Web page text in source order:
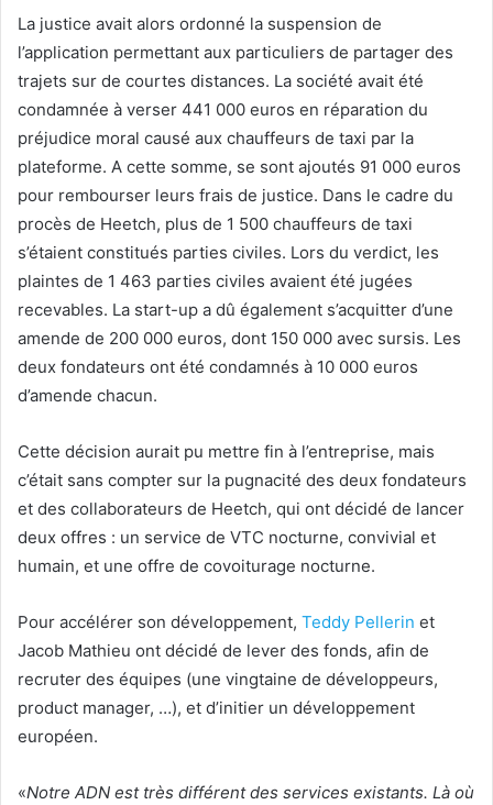
La justice avait alors ordonné la suspension de
l’application permettant aux particuliers de partager des
trajets sur de courtes distances. La société avait été
condamnée à verser 441 000 euros en réparation du
préjudice moral causé aux chauffeurs de taxi par la
plateforme. A cette somme, se sont ajoutés 91 000 euros
pour rembourser leurs frais de justice. Dans le cadre du
procès de Heetch, plus de 1 500 chauffeurs de taxi
s’étaient constitués parties civiles. Lors du verdict, les
plaintes de 1 463 parties civiles avaient été jugées
recevables. La start-up a dû également s’acquitter d’une
amende de 200 000 euros, dont 150 000 avec sursis. Les
deux fondateurs ont été condamnés à 10 000 euros
d’amende chacun.
Cette décision aurait pu mettre fin à l’entreprise, mais
c’était sans compter sur la pugnacité des deux fondateurs
et des collaborateurs de Heetch, qui ont décidé de lancer
deux offres : un service de VTC nocturne, convivial et
humain, et une offre de covoiturage nocturne.
Pour accélérer son développement, Teddy Pellerin et
Jacob Mathieu ont décidé de lever des fonds, afin de
recruter des équipes (une vingtaine de développeurs,
product manager, …), et d’initier un développement
européen.
«Notre ADN est très différent des services existants. Là où